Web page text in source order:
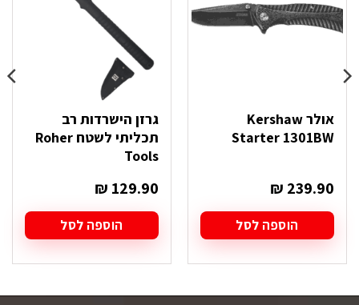
אולר Kershaw
Starter 1301BW
₪ 239.90
הוספה לסל
גרזן הישרדות רב
תכליתי לשטח Roher
Tools
₪ 129.90
הוספה לסל